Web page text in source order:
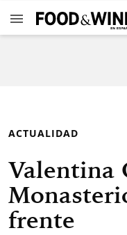
ACTUALIDAD
Valentina
frente